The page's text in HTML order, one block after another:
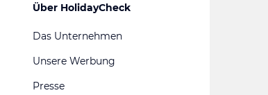
Über HolidayCheck
Das Unternehmen
Unsere Werbung
Presse